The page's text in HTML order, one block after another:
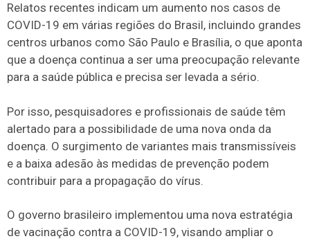
Relatos recentes indicam um aumento nos casos de
COVID-19 em várias regiões do Brasil, incluindo grandes
centros urbanos como São Paulo e Brasília, o que aponta
que a doença continua a ser uma preocupação relevante
para a saúde pública e precisa ser levada a sério.
Por isso, pesquisadores e profissionais de saúde têm
alertado para a possibilidade de uma nova onda da
doença. O surgimento de variantes mais transmissíveis
e a baixa adesão às medidas de prevenção podem
contribuir para a propagação do vírus.
O governo brasileiro implementou uma nova estratégia
de vacinação contra a COVID-19, visando ampliar o